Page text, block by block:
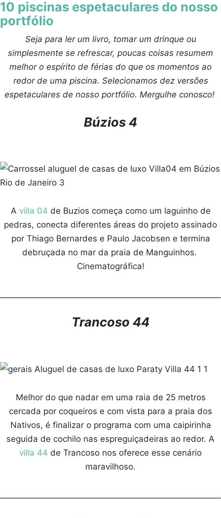
10 piscinas espetaculares do nosso
portfólio
Seja para ler um livro, tomar um drinque ou
simplesmente se refrescar, poucas coisas resumem
melhor o espírito de férias do que os momentos ao
redor de uma piscina. Selecionamos dez versões
espetaculares de nosso portfólio. Mergulhe conosco!
Búzios 4
A villa 04 de Buzios começa como um laguinho de
pedras, conecta diferentes áreas do projeto assinado
por Thiago Bernardes e Paulo Jacobsen e termina
debruçada no mar da praia de Manguinhos.
Cinematográfica!
Trancoso 44
Melhor do que nadar em uma raia de 25 metros
cercada por coqueiros e com vista para a praia dos
Nativos, é finalizar o programa com uma caipirinha
seguida de cochilo nas espreguiçadeiras ao redor. A
villa 44 de Trancoso nos oferece esse cenário
maravilhoso.